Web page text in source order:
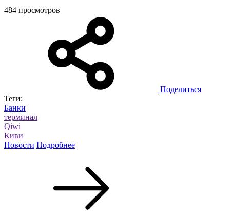
484 просмотров
Поделиться
Теги:
Банки
терминал
Qiwi
Киви
Новости Подробнее